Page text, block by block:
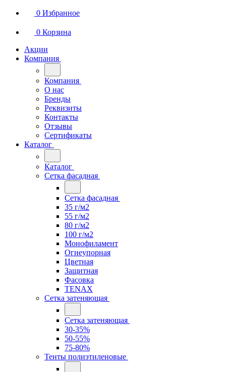
0 Избранное
0 Корзина
Акции
Компания
Компания
О нас
Бренды
Реквизиты
Контакты
Отзывы
Сертификаты
Каталог
Каталог
Сетка фасадная
Сетка фасадная
35 г/м2
55 г/м2
80 г/м2
100 г/м2
Монофиламент
Огнеупорная
Цветная
Защитная
Фасовка
TENAX
Сетка затеняющая
Сетка затеняющая
30-35%
50-55%
75-80%
Тенты полиэтиленовые